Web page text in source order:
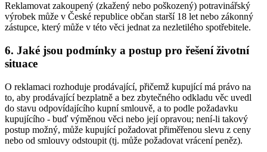
Reklamovat zakoupený (zkažený nebo poškozený) potravinářský
výrobek může v České republice občan starší 18 let nebo zákonný
zástupce, který může v této věci jednat za nezletilého spotřebitele.
6. Jaké jsou podmínky a postup pro řešení životní
situace
O reklamaci rozhoduje prodávající, přičemž kupující má právo na
to, aby prodávající bezplatně a bez zbytečného odkladu věc uvedl
do stavu odpovídajícího kupní smlouvě, a to podle požadavku
kupujícího - buď výměnou věci nebo její opravou; není-li takový
postup možný, může kupující požadovat přiměřenou slevu z ceny
nebo od smlouvy odstoupit (tj. může požadovat vrácení peněz).